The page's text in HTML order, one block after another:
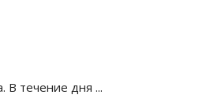
В течение дня ...